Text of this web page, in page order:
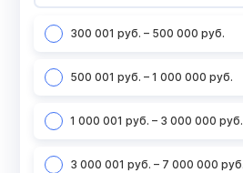
300 001 руб. – 500 000 руб.
500 001 руб. – 1 000 000 руб.
1 000 001 руб. – 3 000 000 руб.
3 000 001 руб. – 7 000 000 руб.